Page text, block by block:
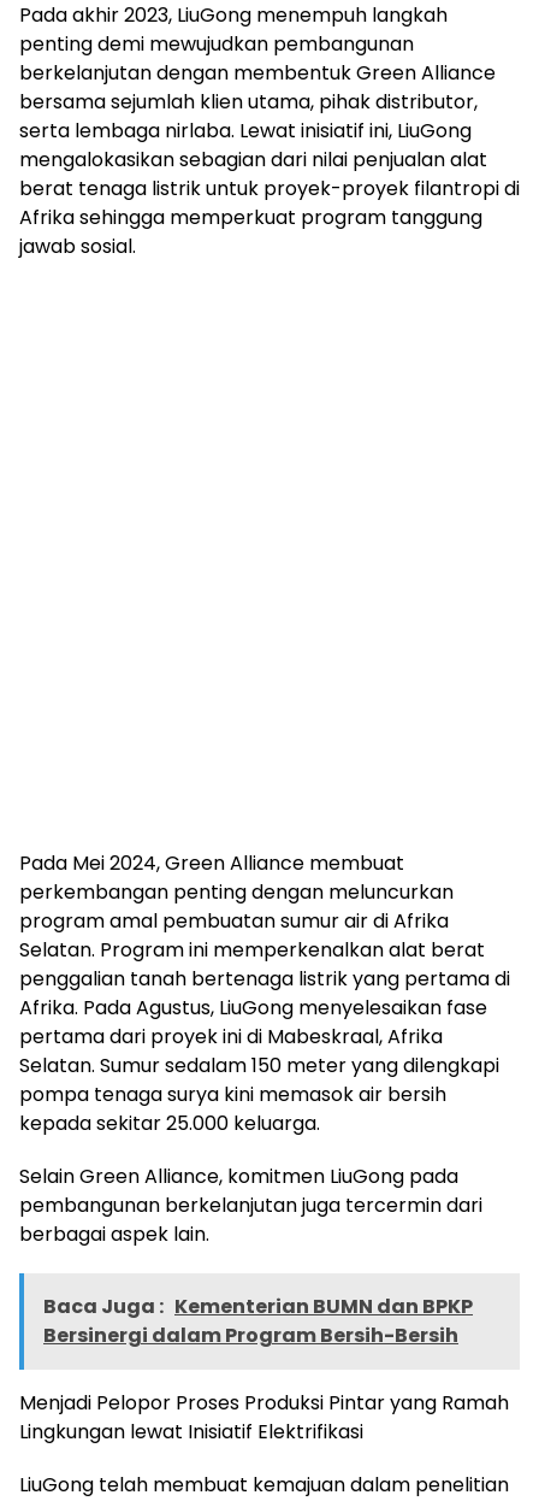
Pada akhir 2023, LiuGong menempuh langkah
penting demi mewujudkan pembangunan
berkelanjutan dengan membentuk Green Alliance
bersama sejumlah klien utama, pihak distributor,
serta lembaga nirlaba. Lewat inisiatif ini, LiuGong
mengalokasikan sebagian dari nilai penjualan alat
berat tenaga listrik untuk proyek-proyek filantropi di
Afrika sehingga memperkuat program tanggung
jawab sosial.
Pada Mei 2024, Green Alliance membuat
perkembangan penting dengan meluncurkan
program amal pembuatan sumur air di Afrika
Selatan. Program ini memperkenalkan alat berat
penggalian tanah bertenaga listrik yang pertama di
Afrika. Pada Agustus, LiuGong menyelesaikan fase
pertama dari proyek ini di Mabeskraal, Afrika
Selatan. Sumur sedalam 150 meter yang dilengkapi
pompa tenaga surya kini memasok air bersih
kepada sekitar 25.000 keluarga.
Selain Green Alliance, komitmen LiuGong pada
pembangunan berkelanjutan juga tercermin dari
berbagai aspek lain.
Baca Juga : Kementerian BUMN dan BPKP
Bersinergi dalam Program Bersih-Bersih
Menjadi Pelopor Proses Produksi Pintar yang Ramah
Lingkungan lewat Inisiatif Elektrifikasi
LiuGong telah membuat kemajuan dalam penelitian